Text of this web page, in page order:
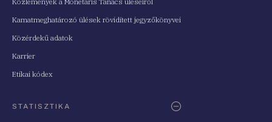
Kamatmeghatározó ülések rövidített jegyzőkönyvei
Közérdekű adatok
Karrier
Etikai kódex
STATISZTIKA